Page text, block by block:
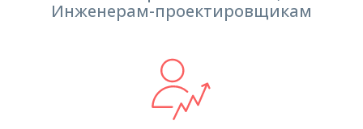
Инженерам-проектировщикам